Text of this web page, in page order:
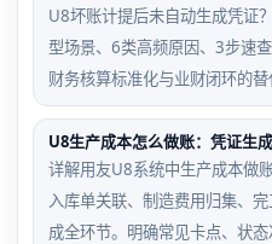
U8坏账计提后未自动生成凭证
型场景、6类高频原因、3步速
财务核算标准化与业财闭环的替
U8生产成本怎么做账：凭证生
详解用友U8系统中生产成本做
入库单关联、制造费用归集、
成全环节。明确常见卡点、状